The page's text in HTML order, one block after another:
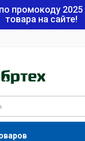
промокоду 2025
товара на сайте!